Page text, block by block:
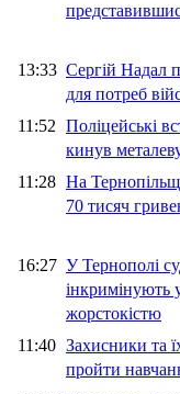
13:33 Сергій Надал
для потреб
11:52 Поліцейські
кинув
11:28 На
70 тисяч
16:27 У Тернополі
інкримінують
жорстокістю
11:40 Захисники та
пройти